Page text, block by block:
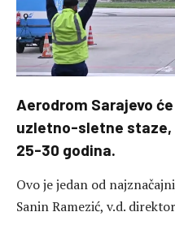
Aerodrom Sarajevo
uzletno-sletne staze,
25-30 godina.
Ovo je jedan od
Sanin Ramezić, v.d.